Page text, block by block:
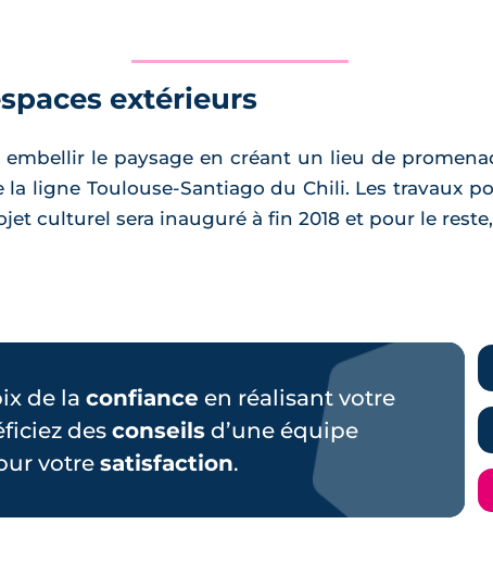
extérieurs
le paysage en créant un lieu de
la ligne Toulouse-Santiago du Chili. Les travaux
culturel sera inauguré à fin 2018 et pour le
de la confiance en réalisant votre
des conseils d’une équipe
votre satisfaction.